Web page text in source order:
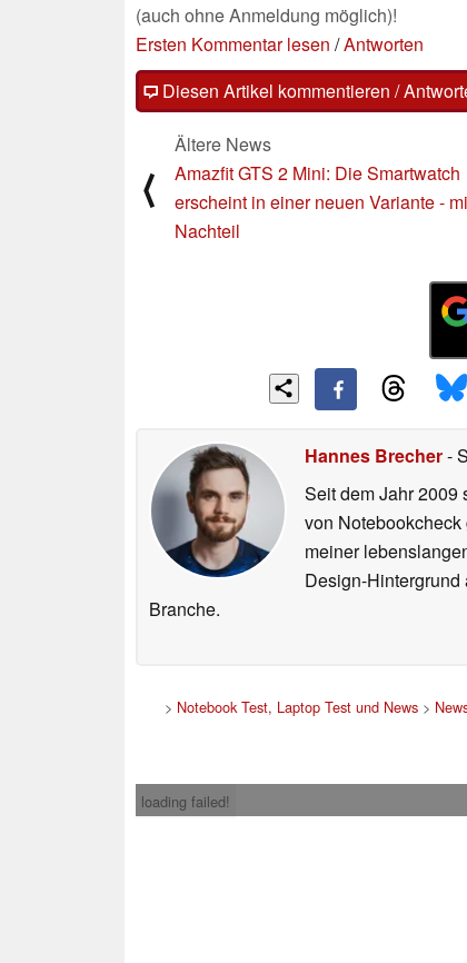
(auch ohne Anmeldung möglich)!
Ersten Kommentar lesen /Antworten
Diesen Artikel kommentieren /
⟨
Ältere News
Amazfit GTS 2 Mini: Die Smartwatch
erscheint in einer neuen Variante -
Nachteil
Hannes Brecher-
Seit dem Jahr 2009
von
meiner
Design-
Branche.
> Notebook Test, Laptop Test und News>
loading failed!